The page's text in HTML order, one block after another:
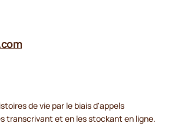
de vie par le biais d'appels
transcrivant et en les stockant en ligne.